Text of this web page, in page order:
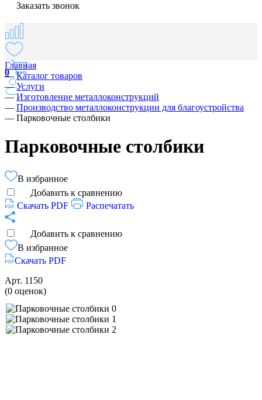
Заказать звонок
0
Главная
—Каталог товаров
—Услуги
—Изготовление металлоконструкций
— Производство металлоконструкции для благоустройства
— Парковочные столбики
Парковочные столбики
В избранное
Добавить к сравнению
Скачать PDF
Распечатать
Добавить к сравнению
В избранное
Скачать PDF
Арт. 1150
(0 оценок)